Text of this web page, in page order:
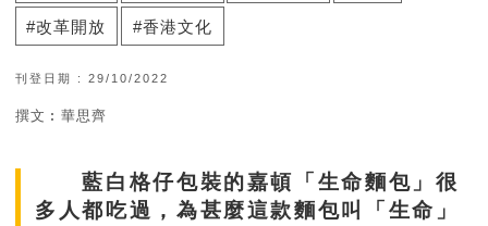
改革開放 香港文化
刊登日期 : 29/10/2022
撰文︰華思齊
藍白格仔包裝的嘉頓
「生命麵包」很
多人都吃過，為甚麼這款麵包叫「生命」